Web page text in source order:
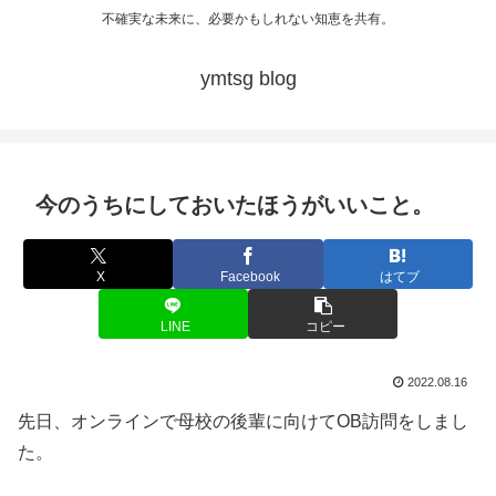
不確実な未来に、必要かもしれない知恵を共有。
ymtsg blog
今のうちにしておいたほうがいいこと。
X Facebook はてブ
LINE コピー
2022.08.16
先日、オンラインで母校の後輩に向けてOB訪問をしまし
た。